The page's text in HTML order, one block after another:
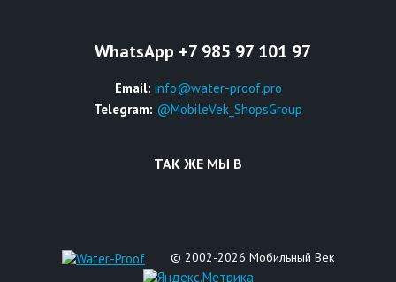
WhatsApp +7 985 97 101 97
Email: info@water-proof.pro
Telegram: @MobileVek_ShopsGroup
ТАК ЖЕ МЫ В
© 2002-2026 Мобильный Век